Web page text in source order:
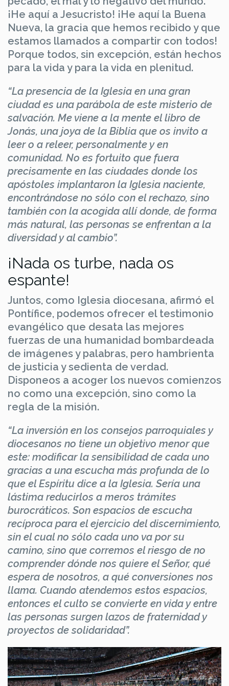
¡He aquí a Jesucristo! ¡He aquí la Buena
Nueva, la gracia que hemos recibido y que
estamos llamados a compartir con todos!
Porque todos, sin excepción, están hechos
para la vida y para la vida en plenitud.
“La presencia de la Iglesia en una gran
ciudad es una parábola de este misterio de
salvación. Me viene a la mente el libro de
Jonás, una joya de la Biblia que os invito a
leer o a releer, personalmente y en
comunidad. No es fortuito que fuera
precisamente en las ciudades donde los
apóstoles implantaron la Iglesia naciente,
encontrándose no sólo con el rechazo, sino
también con la acogida allí donde, de forma
más natural, las personas se enfrentan a la
diversidad y al cambio”.
¡Nada os turbe, nada os
espante!
Juntos, como Iglesia diocesana, afirmó el
Pontífice, podemos ofrecer el testimonio
evangélico que desata las mejores
fuerzas de una humanidad bombardeada
de imágenes y palabras, pero hambrienta
de justicia y sedienta de verdad.
Disponeos a acoger los nuevos comienzos
no como una excepción, sino como la
regla de la misión.
“La inversión en los consejos parroquiales y
diocesanos no tiene un objetivo menor que
este: modificar la sensibilidad de cada uno
gracias a una escucha más profunda de lo
que el Espíritu dice a la Iglesia. Sería una
lástima reducirlos a meros trámites
burocráticos. Son espacios de escucha
recíproca para el ejercicio del discernimiento,
sin el cual no sólo cada uno va por su
camino, sino que corremos el riesgo de no
comprender dónde nos quiere el Señor, qué
espera de nosotros, a qué conversiones nos
llama. Cuando atendemos estos espacios,
entonces el culto se convierte en vida y entre
las personas surgen lazos de fraternidad y
proyectos de solidaridad”.